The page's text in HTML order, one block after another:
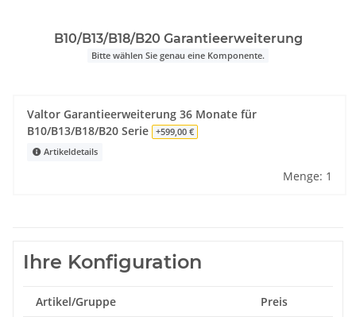
B10/B13/B18/B20 Garantieerweiterung
Bitte wählen Sie genau eine Komponente.
Valtor Garantieerweiterung 36 Monate für
B10/B13/B18/B20 Serie
+599,00 €
Artikeldetails
Menge: 1
Ihre Konfiguration
Artikel/Gruppe Preis